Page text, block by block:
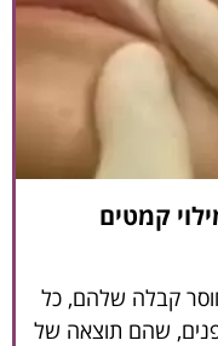
קבלה שלהם, כל
שהם תוצאה של